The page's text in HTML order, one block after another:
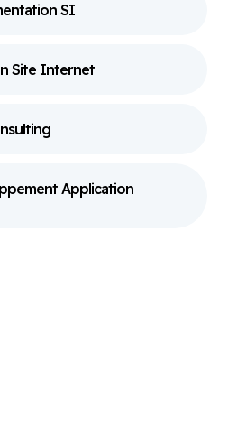
SI
Site Internet
Application